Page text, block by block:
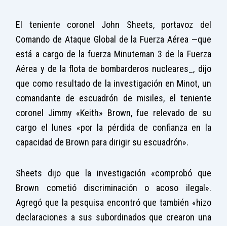
El teniente coronel John Sheets, portavoz del
Comando de Ataque Global de la Fuerza Aérea —que
está a cargo de la fuerza Minuteman 3 de la Fuerza
Aérea y de la flota de bombarderos nucleares_, dijo
que como resultado de la investigación en Minot, un
comandante de escuadrón de misiles, el teniente
coronel Jimmy «Keith» Brown, fue relevado de su
cargo el lunes «por la pérdida de confianza en la
capacidad de Brown para dirigir su escuadrón».
Sheets dijo que la investigación «comprobó que
Brown cometió discriminación o acoso ilegal».
Agregó que la pesquisa encontró que también «hizo
declaraciones a sus subordinados que crearon una